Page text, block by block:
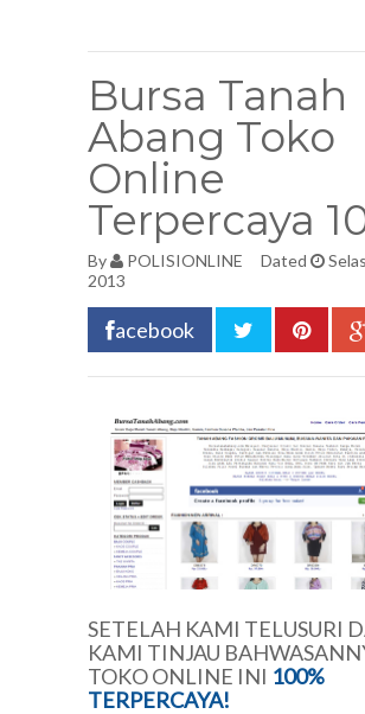
Bursa Tanah
Abang Toko
Online
Terpercaya
By POLISIONLINE Dated
2013
acebook
SETELAH KAMI TELUSURI
KAMI TINJAU
TOKO ONLINE INI 100%
TERPERCAYA!